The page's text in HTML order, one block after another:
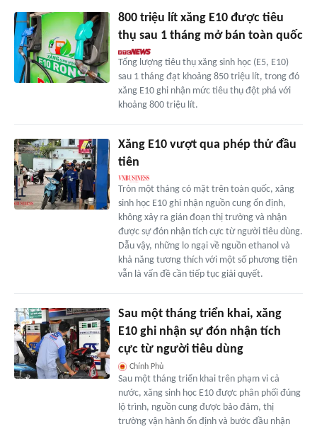
800 triệu lít xăng E10 được tiêu
thụ sau 1 tháng mở bán toàn quốc
Tổng lượng tiêu thụ xăng sinh học (E5, E10)
sau 1 tháng đạt khoảng 850 triệu lít, trong đó
xăng E10 ghi nhận mức tiêu thụ đột phá với
khoảng 800 triệu lít.
Xăng E10 vượt qua phép thử đầu
tiên
Tròn một tháng có mặt trên toàn quốc, xăng
sinh học E10 ghi nhận nguồn cung ổn định,
không xảy ra gián đoạn thị trường và nhận
được sự đón nhận tích cực từ người tiêu dùng.
Dẫu vậy, những lo ngại về nguồn ethanol và
khả năng tương thích với một số phương tiện
vẫn là vấn đề cần tiếp tục giải quyết.
Sau một tháng triển khai, xăng
E10 ghi nhận sự đón nhận tích
cực từ người tiêu dùng
Chính Phủ
Sau một tháng triển khai trên phạm vi cả
nước, xăng sinh học E10 được phân phối đúng
lộ trình, nguồn cung được bảo đảm, thị
trường vận hành ổn định và bước đầu nhận